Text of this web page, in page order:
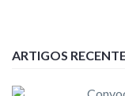
ARTIGOS